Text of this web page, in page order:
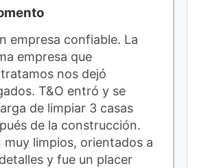
empresa confiable. La
empresa que
nos dejó
T&O entró y se
de limpiar 3 casas
de la construcción.
muy limpios, orientados a
y fue un placer